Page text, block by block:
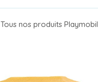
Tous nos produits Playmobil